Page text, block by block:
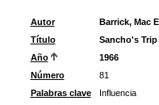
Autor
Barrick, Mac
Título
Sancho's
Año
1966
Número
81
Palabras clave
Influencia